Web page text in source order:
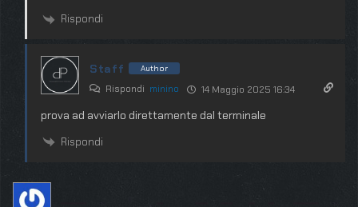
Rispondi
Staff Author
Rispondi minino 14 Maggio 2025 16:34
prova ad avviarlo direttamente dal terminale
Rispondi